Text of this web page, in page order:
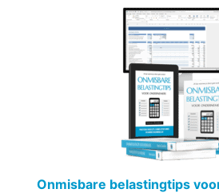
Onmisbare belastingtips